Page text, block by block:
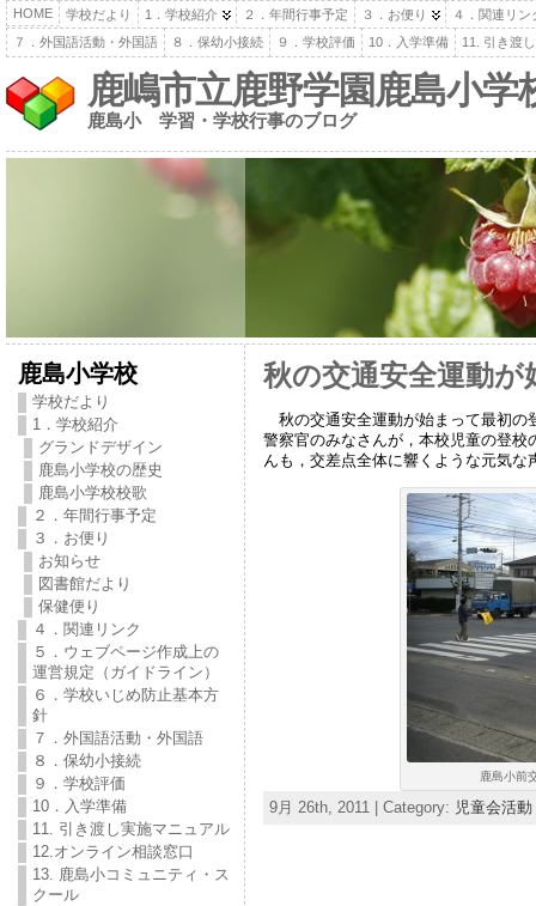
HOME 学校だより 1．学校紹介 ２．年間行事予定 ３．お便り
４．関連リン
７．外国語活動・外国語
８．保幼小接続 ９．学校評価 10．入学準備 11. 引き渡
鹿嶋市立鹿野学園鹿島小学
鹿島小 学習・学校行事のブログ
鹿島小学校
学校だより
1．学校紹介
グランドデザイン
鹿島小学校の歴史
鹿島小学校校歌
２．年間行事予定
３．お便り
お知らせ
図書館だより
保健便り
４．関連リンク
５．ウェブページ作成上の
運営規定（ガイドライン）
６．学校いじめ防止基本方
針
７．外国語活動・外国語
８．保幼小接続
９．学校評価
10．入学準備
11. 引き渡し実施マニュアル
12.オンライン相談窓口
13. 鹿島小コミュニティ・ス
クール
秋の交通安全運動
秋の交通安全運動が始まって最初の
警察官のみなさんが，本校児童の登
んも，交差点全体に響くような元気
鹿島小前
9月 26th, 2011 | Category: 児童会活動